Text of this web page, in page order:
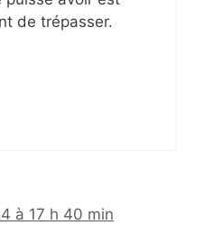
de trépasser.
à 17 h 40 min